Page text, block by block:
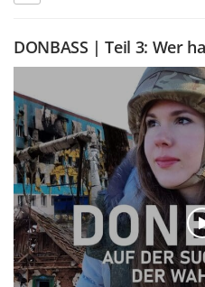
DONBASS | Teil 3: Wer